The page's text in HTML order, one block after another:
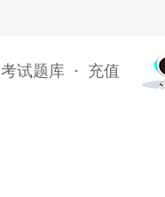
考试题库 · 充值